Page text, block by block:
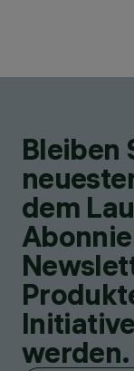
Bleiben
dem
werden.